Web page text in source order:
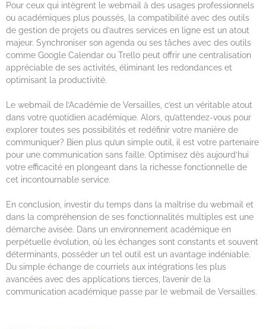
Pour ceux qui intègrent le webmail à des usages professionnels
ou académiques plus poussés, la compatibilité avec des outils
de gestion de projets ou d’autres services en ligne est un atout
majeur. Synchroniser son agenda ou ses tâches avec des outils
comme Google Calendar ou Trello peut offrir une centralisation
appréciable de ses activités, éliminant les redondances et
optimisant la productivité.
Le webmail de l’Académie de Versailles, c’est un véritable atout
dans votre quotidien académique. Alors, qu’attendez-vous pour
explorer toutes ses possibilités et redéfinir votre manière de
communiquer? Bien plus qu’un simple outil, il est votre partenaire
pour une communication sans faille. Optimisez dès aujourd’hui
votre efficacité en plongeant dans la richesse fonctionnelle de
cet incontournable service.
En conclusion, investir du temps dans la maîtrise du webmail et
dans la compréhension de ses fonctionnalités multiples est une
démarche avisée. Dans un environnement académique en
perpétuelle évolution, où les échanges sont constants et souvent
déterminants, posséder un tel outil est un avantage indéniable.
Du simple échange de courriels aux intégrations les plus
avancées avec des applications tierces, l’avenir de la
communication académique passe par le webmail de Versailles.